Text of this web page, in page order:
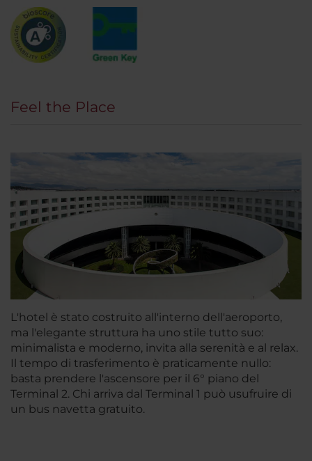
Feel the Place
L'hotel è stato costruito all'interno dell'aeroporto,
ma l'elegante struttura ha uno stile tutto suo:
minimalista e moderno, invita alla serenità e al relax.
Il tempo di trasferimento è praticamente nullo:
basta prendere l'ascensore per il 6° piano del
Terminal 2. Chi arriva dal Terminal 1 può usufruire di
un bus navetta gratuito.